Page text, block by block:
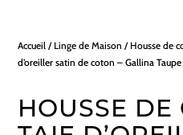
Accueil / Linge de Maison / Housse de
d’oreiller satin de coton – Gallina
HOUSSE DE